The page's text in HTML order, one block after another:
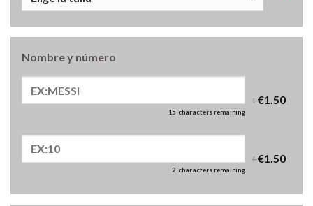
Nombre y número
15 characters remaining
+€1.50
2 characters remaining
+€1.50